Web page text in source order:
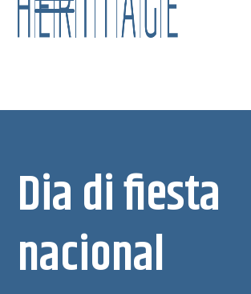
Dia di fiesta
nacional